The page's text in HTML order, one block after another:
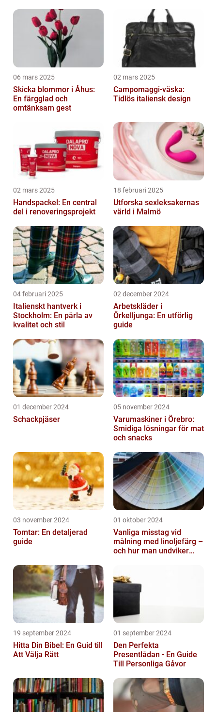
06 mars 2025
Skicka blommor i Åhus:
En färgglad och
omtänksam gest
02 mars 2025
Campomaggi-väska:
Tidlös italiensk design
02 mars 2025
Handspackel: En central
del i renoveringsprojekt
18 februari 2025
Utforska sexleksakernas
värld i Malmö
04 februari 2025
Italienskt hantverk i
Stockholm: En pärla av
kvalitet och stil
02 december 2024
Arbetskläder i
Örkelljunga: En utförlig
guide
01 december 2024
Schackpjäser
05 november 2024
Varumaskiner i Örebro:
Smidiga lösningar för mat
och snacks
03 november 2024
Tomtar: En detaljerad
guide
01 oktober 2024
Vanliga misstag vid
målning med linoljefärg –
och hur man undviker
19 september 2024
Hitta Din Bibel: En Guid till
Att Välja Rätt
01 september 2024
Den Perfekta
Presentlådan - En Guide
Till Personliga Gåvor